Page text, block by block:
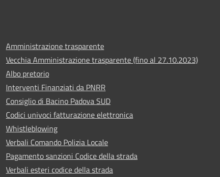
Amministrazione trasparente
Vecchia Amministrazione trasparente (fino al 27.10.2023)
Albo pretorio
Interventi Finanziati da PNRR
Consiglio di Bacino Padova SUD
Codici univoci fatturazione elettronica
Whistleblowing
Verbali Comando Polizia Locale
Pagamento sanzioni Codice della strada
Verbali esteri codice della strada